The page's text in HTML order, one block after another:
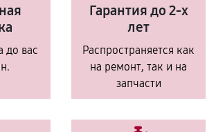
до вас
Гарантия до 2-х
лет
Распространяется как
на ремонт, так и на
запчасти